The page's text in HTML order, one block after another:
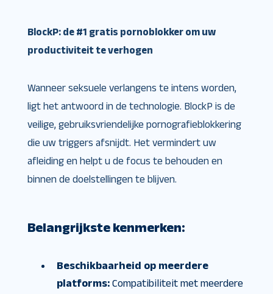
BlockP: de #1 gratis pornoblokker om uw
productiviteit te verhogen
Wanneer seksuele verlangens te intens worden,
ligt het antwoord in de technologie. BlockP is de
veilige, gebruiksvriendelijke pornografieblokkering
die uw triggers afsnijdt. Het vermindert uw
afleiding en helpt u de focus te behouden en
binnen de doelstellingen te blijven.
Belangrijkste kenmerken:
Beschikbaarheid op meerdere
platforms:Compatibiliteit met meerdere